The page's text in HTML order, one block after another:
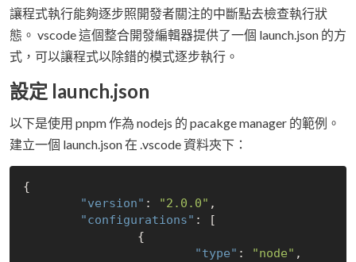
讓程式執行能夠逐步照開發者關注的中斷點去檢查執行狀
態。 vscode 這個整合開發編輯器提供了一個 launch.json 的方
式，可以讓程式以除錯的模式逐步執行。
設定 launch.json
以下是使用 pnpm 作為 nodejs 的 pacakge manager 的範例。
建立一個 launch.json 在 .vscode 資料夾下：
{
"version" : "2.0.0" ,
"configurations" : [
"type" : "node" ,